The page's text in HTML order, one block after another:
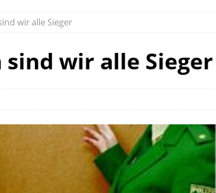
wir alle Sieger
sind wir alle Sieger